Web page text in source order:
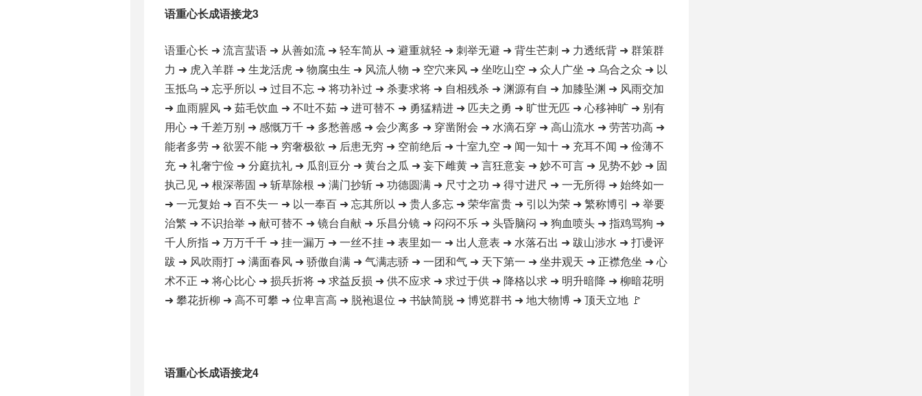
语重心长成语接龙3
语重心长 ➜ 流言蜚语 ➜ 从善如流 ➜ 轻车简从 ➜ 避重就轻 ➜ 刺举无避 ➜ 背生芒刺 ➜ 力透纸背 ➜ 群策群
力 ➜ 虎入羊群 ➜ 生龙活虎 ➜ 物腐虫生 ➜ 风流人物 ➜ 空穴来风 ➜ 坐吃山空 ➜ 众人广坐 ➜ 乌合之众 ➜ 以
玉抵乌 ➜ 忘乎所以 ➜ 过目不忘 ➜ 将功补过 ➜ 杀妻求将 ➜ 自相残杀 ➜ 渊源有自 ➜ 加膝坠渊 ➜ 风雨交加
➜ 血雨腥风 ➜ 茹毛饮血 ➜ 不吐不茹 ➜ 进可替不 ➜ 勇猛精进 ➜ 匹夫之勇 ➜ 旷世无匹 ➜ 心移神旷 ➜ 别有
用心 ➜ 千差万别 ➜ 感慨万千 ➜ 多愁善感 ➜ 会少离多 ➜ 穿凿附会 ➜ 水滴石穿 ➜ 高山流水 ➜ 劳苦功高 ➜
能者多劳 ➜ 欲罢不能 ➜ 穷奢极欲 ➜ 后患无穷 ➜ 空前绝后 ➜ 十室九空 ➜ 闻一知十 ➜ 充耳不闻 ➜ 俭薄不
充 ➜ 礼奢宁俭 ➜ 分庭抗礼 ➜ 瓜剖豆分 ➜ 黄台之瓜 ➜ 妄下雌黄 ➜ 言狂意妄 ➜ 妙不可言 ➜ 见势不妙 ➜ 固
执己见 ➜ 根深蒂固 ➜ 斩草除根 ➜ 满门抄斩 ➜ 功德圆满 ➜ 尺寸之功 ➜ 得寸进尺 ➜ 一无所得 ➜ 始终如一
➜ 一元复始 ➜ 百不失一 ➜ 以一奉百 ➜ 忘其所以 ➜ 贵人多忘 ➜ 荣华富贵 ➜ 引以为荣 ➜ 繁称博引 ➜ 举要
治繁 ➜ 不识抬举 ➜ 献可替不 ➜ 镜台自献 ➜ 乐昌分镜 ➜ 闷闷不乐 ➜ 头昏脑闷 ➜ 狗血喷头 ➜ 指鸡骂狗 ➜
千人所指 ➜ 万万千千 ➜ 挂一漏万 ➜ 一丝不挂 ➜ 表里如一 ➜ 出人意表 ➜ 水落石出 ➜ 跋山涉水 ➜ 打谩评
跋 ➜ 风吹雨打 ➜ 满面春风 ➜ 骄傲自满 ➜ 气满志骄 ➜ 一团和气 ➜ 天下第一 ➜ 坐井观天 ➜ 正襟危坐 ➜ 心
术不正 ➜ 将心比心 ➜ 损兵折将 ➜ 求益反损 ➜ 供不应求 ➜ 求过于供 ➜ 降格以求 ➜ 明升暗降 ➜ 柳暗花明
➜ 攀花折柳 ➜ 高不可攀 ➜ 位卑言高 ➜ 脱袍退位 ➜ 书缺简脱 ➜ 博览群书 ➜ 地大物博 ➜ 顶天立地 🚩
语重心长成语接龙4